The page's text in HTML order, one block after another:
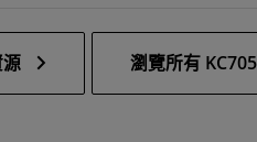
瀏覽所有